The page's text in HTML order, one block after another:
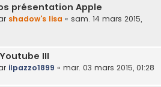
présentation Apple
shadow's lisa « sam. 14 mars 2015,
III
ilpazzo1899 « mar. 03 mars 2015, 01:28